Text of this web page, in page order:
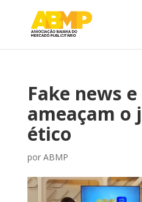
Fake news
ameaçam o
ético
por ABMP